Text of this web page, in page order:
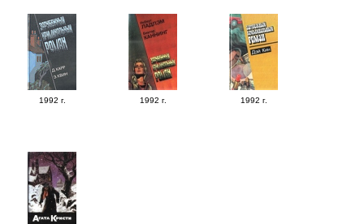
1992 г. 1992 г. 1992 г.